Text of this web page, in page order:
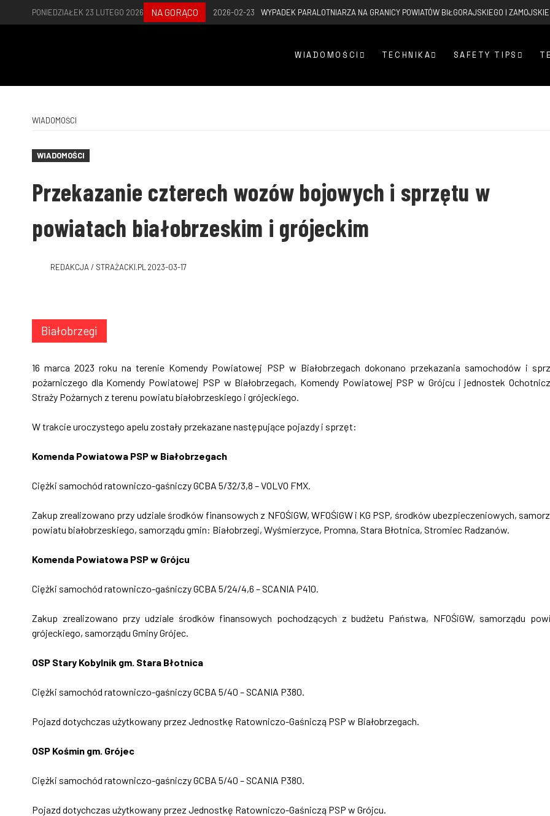
PONIEDZIAŁEK 23 LUTEGO 2026 NA GORĄCO 2026-02-23 WYPADEK PARALOTNIARZA NA GRANICY POWIATÓW BIŁGORAJSKIEGO I
WIADOMOŚCI TECHNIKA SAFETY TIPS
WIADOMOŚCI
WIADOMOŚCI
Przekazanie czterech wozów bojowych i sprzętu w
powiatach białobrzeskim i grójeckim
REDAKCJA / STRAŻACKI.PL 2023-03-17
Białobrzegi
16 marca 2023 roku na terenie Komendy Powiatowej PSP w Białobrzegach dokonano przekazania samochodów i
pożarniczego dla Komendy Powiatowej PSP w Białobrzegach, Komendy Powiatowej PSP w Grójcu i jednostek
Straży Pożarnych z terenu powiatu białobrzeskiego i grójeckiego.
W trakcie uroczystego apelu zostały przekazane następujące pojazdy i sprzęt:
Komenda Powiatowa PSP w Białobrzegach
Ciężki samochód ratowniczo-gaśniczy GCBA 5/32/3,8 – VOLVO FMX.
Zakup zrealizowano przy udziale środków finansowych z NFOŚiGW, WFOŚiGW i KG PSP, środków ubezpieczeniowych,
powiatu białobrzeskiego, samorządu gmin: Białobrzegi, Wyśmierzyce, Promna, Stara Błotnica, Stromiec Radzanów.
Komenda Powiatowa PSP w Grójcu
Ciężki samochód ratowniczo-gaśniczy GCBA 5/24/4,6 – SCANIA P410.
Zakup zrealizowano przy udziale środków finansowych pochodzących z budżetu Państwa, NFOŚiGW, samorządu
grójeckiego, samorządu Gminy Grójec.
OSP Stary Kobylnik gm. Stara Błotnica
Ciężki samochód ratowniczo-gaśniczy GCBA 5/40 – SCANIA P380.
Pojazd dotychczas użytkowany przez Jednostkę Ratowniczo-Gaśniczą PSP w Białobrzegach.
OSP Kośmin gm. Grójec
Ciężki samochód ratowniczo-gaśniczy GCBA 5/40 – SCANIA P380.
Pojazd dotychczas użytkowany przez Jednostkę Ratowniczo-Gaśniczą PSP w Grójcu.